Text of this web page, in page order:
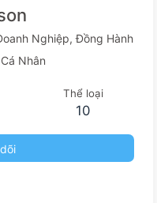
Nghiệp, Đồng Hành
Nhân
Thể loại
10